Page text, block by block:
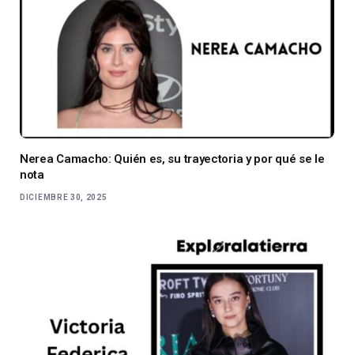
Nerea Camacho: Quién es, su trayectoria y por qué se le
nota
DICIEMBRE 30, 2025